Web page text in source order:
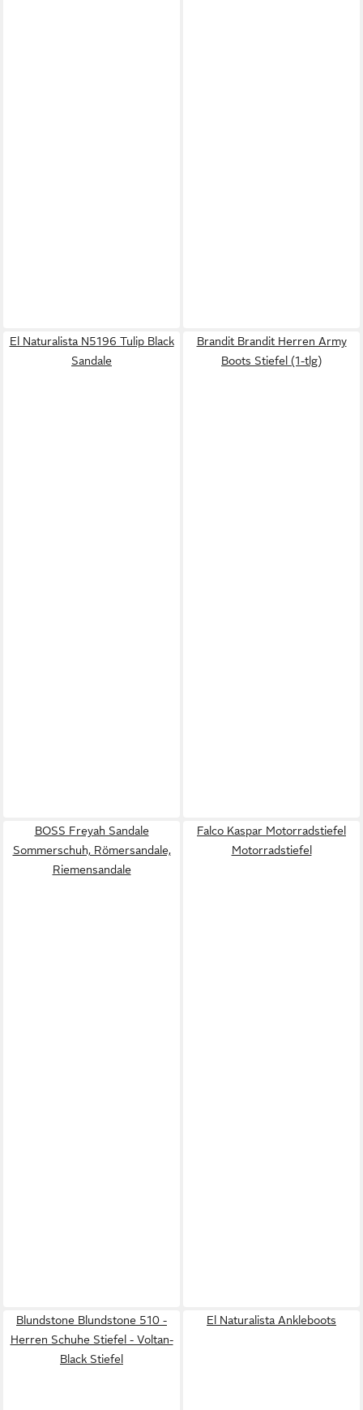
El Naturalista N5196 Tulip Black
Sandale
Brandit Brandit Herren Army
Boots Stiefel (1-tlg)
BOSS Freyah Sandale
Sommerschuh, Römersandale,
Riemensandale
Falco Kaspar Motorradstiefel
Motorradstiefel
Blundstone Blundstone 510 -
Herren Schuhe Stiefel - Voltan-
Black Stiefel
El Naturalista Ankleboots